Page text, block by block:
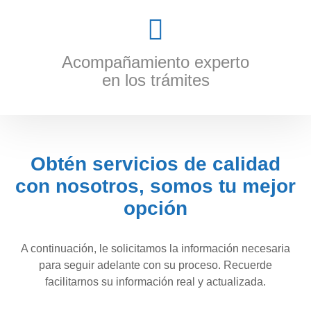
Acompañamiento experto
en los trámites
Obtén servicios de calidad
con nosotros, somos tu mejor
opción
A continuación, le solicitamos la información necesaria
para seguir adelante con su proceso. Recuerde
facilitarnos su información real y actualizada.